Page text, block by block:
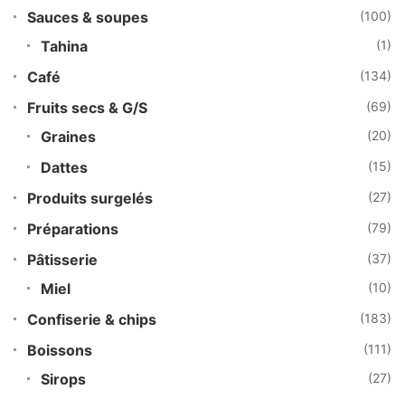
Sauces & soupes (100)
Tahina (1)
Café (134)
Fruits secs & G/S (69)
Graines (20)
Dattes (15)
Produits surgelés (27)
Préparations (79)
Pâtisserie (37)
Miel (10)
Confiserie & chips (183)
Boissons (111)
Sirops (27)